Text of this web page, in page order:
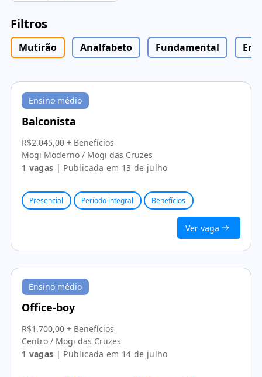
Filtros
Mutirão Analfabeto Fundamental
Ensino médio
Balconista
R$2.045,00 + Benefícios
Mogi Moderno / Mogi das Cruzes
1 vagas | Publicada em 13 de julho
Presencial Período integral Benefícios
Ver vaga
Ensino médio
Office-boy
R$1.700,00 + Benefícios
Centro / Mogi das Cruzes
1 vagas | Publicada em 14 de julho